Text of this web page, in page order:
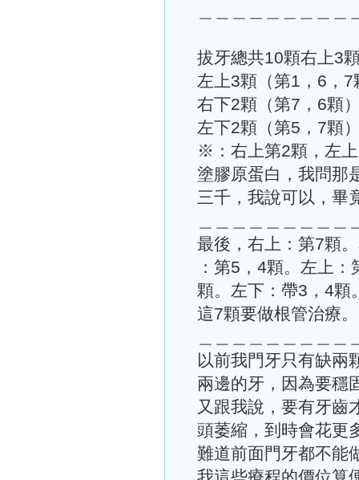
拔牙總共10顆右上3
左上3顆（第1，6，7
右下2顆（第7，6顆
左下2顆（第5，7顆
※：右上第2顆，左
塗膠原蛋白，我問那
三千，我說可以，畢
最後，右上：第7顆
：第5，4顆。左上：
顆。左下：帶3，4顆
這7顆要做根管治療。
以前我門牙只有缺兩
兩邊的牙，因為要穩
又跟我說，要有牙齒
頭萎縮，到時會花更
難道前面門牙都不能